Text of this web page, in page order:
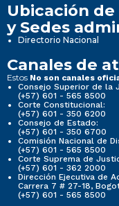
Ubicación
y Sedes
Directorio Nacional
Canales de
Estos No son canales
Consejo Superior de la
(+57) 601 - 565 8500
Corte Constitucional:
(+57) 601 - 350 6200
Consejo de Estado:
(+57) 601 - 350 6700
Comisión Nacional de
(+57) 601 - 565 8500
Corte Suprema de
(+57) 601 - 362 2000
Dirección Ejecutiva de
Carrera 7 # 27-18,
(+57) 601 - 565 8500